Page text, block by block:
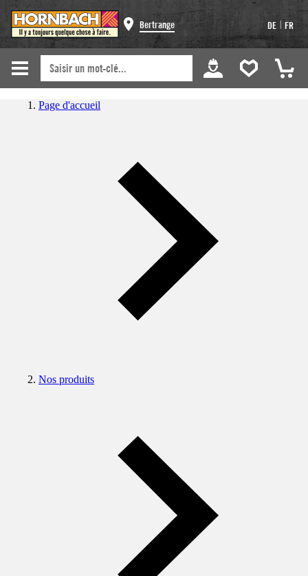
Bertrange DE | FR
Page d'accueil
Nos produits